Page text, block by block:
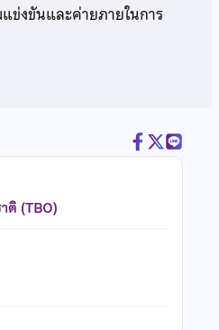
ข่งขันและค่ายภายในการ
ติ (TBO)